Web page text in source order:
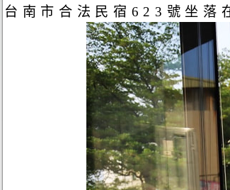
台南市合法民宿623號​坐落